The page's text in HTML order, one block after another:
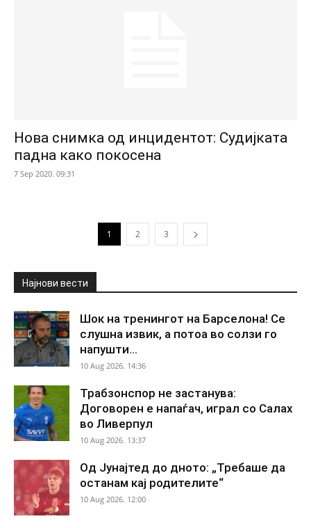
Нова снимка од инцидентот: Судијката
падна како покосена
7 Sep 2020. 09:31
1 2 3
Најнови вести
Шок на тренингот на Барселона! Се
слушна извик, а потоа во солзи го
напушти...
10 Aug 2026. 14:36
Трабзонспор не застанува:
Договорен е напаѓач, играл со Салах
во Ливерпул
10 Aug 2026. 13:37
Од Јунајтед до дното: „Требаше да
останам кај родителите“
10 Aug 2026. 12:00